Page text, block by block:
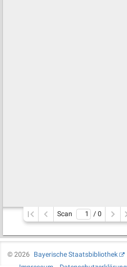
Scan / 0
©2026
Bayerische Staatsbibliothek